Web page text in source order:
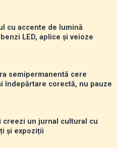
cu accente de lumină
LED, aplice și veioze
semipermanentă cere
îndepărtare corectă, nu pauze
creezi un jurnal cultural cu
și expoziții